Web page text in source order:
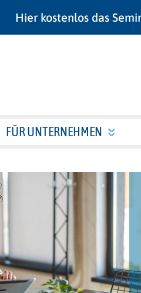
Hier kostenlos das
FÜR UNTERNEHMEN